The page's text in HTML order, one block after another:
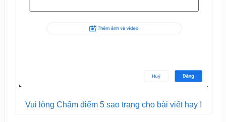
Vui lòng Chấm điểm 5 sao trang cho bài viết hay !